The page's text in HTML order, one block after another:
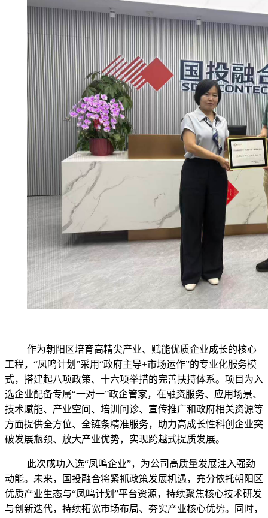
作为朝阳区培育高精尖产业、赋能优质企业成长的核心
工程，“凤鸣计划”采用“政府主导+市场运作”的专业化服务模
式，搭建起八项政策、十六项举措的完善扶持体系。项目为入
选企业配备专属“一对一”政企管家，在融资服务、应用场景、
技术赋能、产业空间、培训问诊、宣传推广和政府相关资源等
方面提供全方位、全链条精准服务，助力高成长性科创企业突
破发展瓶颈、放大产业优势，实现跨越式提质发展。
此次成功入选“凤鸣企业”，为公司高质量发展注入强劲
动能。未来，国投融合将紧抓政策发展机遇，充分依托朝阳区
优质产业生态与“凤鸣计划”平台资源，持续聚焦核心技术研发
与创新迭代，持续拓宽市场布局、夯实产业核心优势。同时，